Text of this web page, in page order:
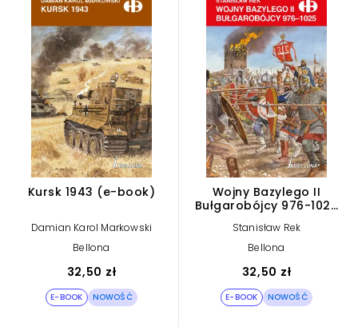
Kursk 1943 (e-book)
Damian Karol Markowski
Bellona
32,50 zł
E-BOOK NOWOŚĆ
Wojny Bazylego II
Bułgarobójcy 976-1025
Stanisław Rek
Bellona
32,50 zł
E-BOOK NOWOŚĆ